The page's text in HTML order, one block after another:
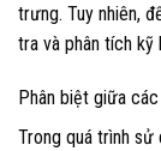
trưng. Tuy nhiên,
tra và phân tích kỹ
Phân biệt giữa
Trong quá trình